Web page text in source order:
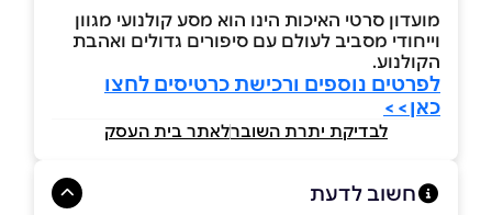
מועדון סרטי האיכות הינו הוא מסע קולנועי מגוון
וייחודי מסביב לעולם עם סיפורים גדולים ואהבת
הקולנוע.
לפרטים נוספים ורכישת כרטיסים לחצו
כאן>>
לבדיקת יתרת השוברלאתר בית העסק
חשוב לדעת